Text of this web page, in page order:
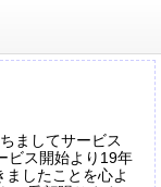
ましてサービス
ビス開始より19年
したことを心よ